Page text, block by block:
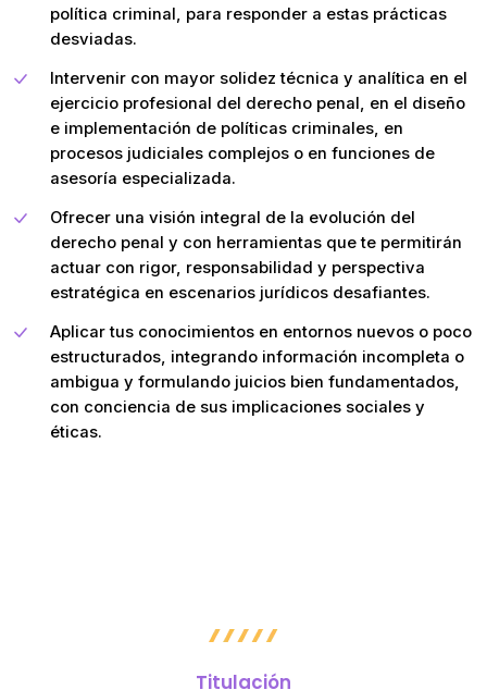
política criminal, para responder a estas prácticas
desviadas.
Intervenir con mayor solidez técnica y analítica en el
ejercicio profesional del derecho penal, en el diseño
e implementación de políticas criminales, en
procesos judiciales complejos o en funciones de
asesoría especializada.
Ofrecer una visión integral de la evolución del
derecho penal y con herramientas que te permitirán
actuar con rigor, responsabilidad y perspectiva
estratégica en escenarios jurídicos desafiantes.
Aplicar tus conocimientos en entornos nuevos o poco
estructurados, integrando información incompleta o
ambigua y formulando juicios bien fundamentados,
con conciencia de sus implicaciones sociales y
éticas.
Titulación